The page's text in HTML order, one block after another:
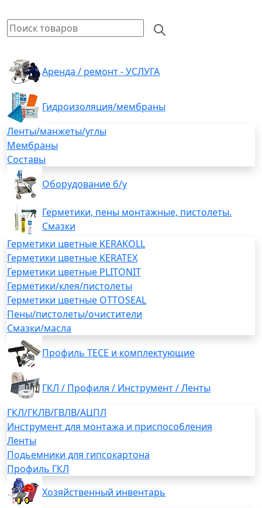
Аренда / ремонт - УСЛУГА
Гидроизоляция/мембраны
Ленты/манжеты/углы
Мембраны
Составы
Оборудование б/у
Герметики, пены монтажные, пистолеты.
Смазки
Герметики цветные KERAKOLL
Герметики цветные KERATEX
Герметики цветные PLITONIT
Герметики/клея/пистолеты
Герметики цветные OTTOSEAL
Пены/пистолеты/очистители
Смазки/масла
Профиль TECE и комплектующие
ГКЛ / Профиля / Инструмент / Ленты
ГКЛ/ГКЛВ/ГВЛВ/АЦПЛ
Инструмент для монтажа и приспособления
Ленты
Подьемники для гипсокартона
Профиль ГКЛ
Хозяйственный инвентарь